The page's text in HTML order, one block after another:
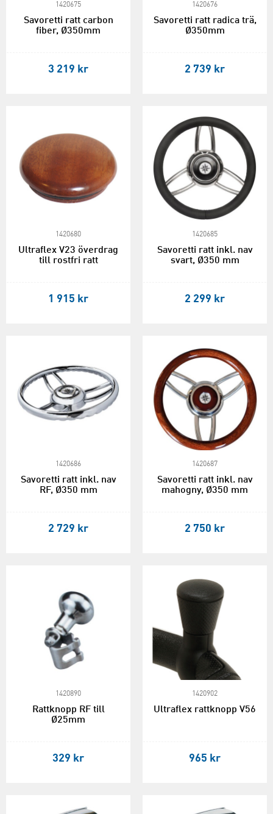
1420675
Savoretti ratt carbon
fiber, Ø350mm
3 219 kr
1420676
Savoretti ratt radica trä,
Ø350mm
2 739 kr
1420680
Ultraflex V23 överdrag
till rostfri ratt
1 915 kr
1420685
Savoretti ratt inkl. nav
svart, Ø350 mm
2 299 kr
1420686
Savoretti ratt inkl. nav
RF, Ø350 mm
2 729 kr
1420687
Savoretti ratt inkl. nav
mahogny, Ø350 mm
2 750 kr
1420890
Rattknopp RF till
Ø25mm
329 kr
1420902
Ultraflex rattknopp V56
965 kr